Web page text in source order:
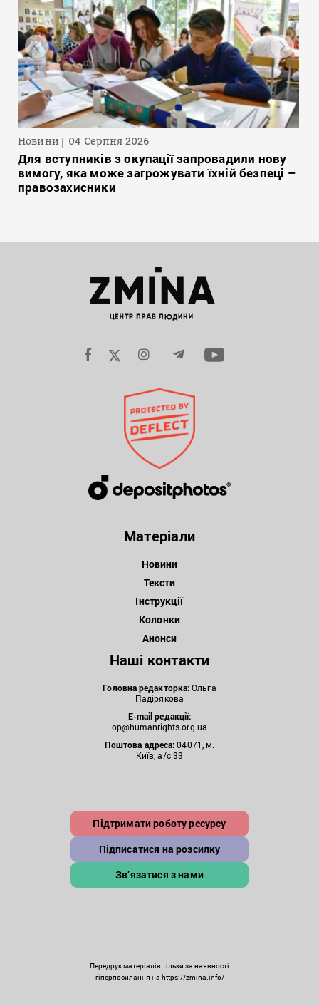
Новини 04 Серпня 2026
Для вступників з окупації запровадили нову
вимогу, яка може загрожувати їхній безпеці –
правозахисники
Матеріали
Новини
Тексти
Інструкції
Колонки
Анонси
Наші контакти
Головна редакторка:Ольга
Падірякова
E-mail редакції:
op@humanrights.org.ua
Поштова адреса:04071, м.
Київ, а/с 33
Підтримати роботу ресурсу
Підписатися на розсилку
Зв’язатися з нами
Передрук матеріалів тільки за наявності
гіперпосилання на https://zmina.info/